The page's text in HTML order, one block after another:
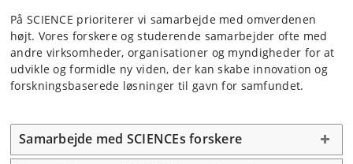
På SCIENCE prioriterer vi samarbejde med omverdenen
højt. Vores forskere og studerende samarbejder ofte med
andre virksomheder, organisationer og myndigheder for at
udvikle og formidle ny viden, der kan skabe innovation og
forskningsbaserede løsninger til gavn for samfundet.
Samarbejde med SCIENCEs forskere